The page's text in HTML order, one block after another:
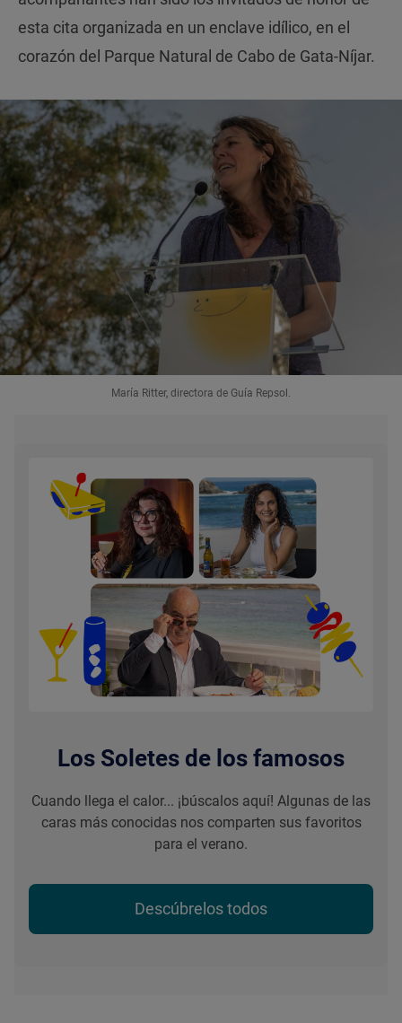
esta cita organizada en un enclave idílico, en el
corazón del Parque Natural de Cabo de Gata-Níjar.
María Ritter, directora de Guía Repsol.
Los Soletes de los famosos
Cuando llega el calor... ¡búscalos aquí! Algunas de las
caras más conocidas nos comparten sus favoritos
para el verano.
Descúbrelos todos